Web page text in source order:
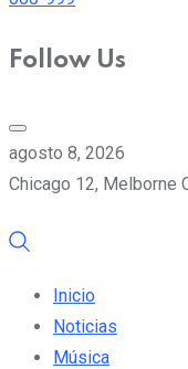
Follow Us
agosto 8, 2026
Chicago 12, Melborne
Inicio
Noticias
Música